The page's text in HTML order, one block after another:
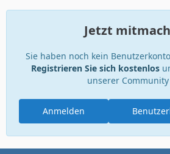
Jetzt
Sie haben noch kein
Registrieren Sie sich kostenlos
unserer
Anmelden